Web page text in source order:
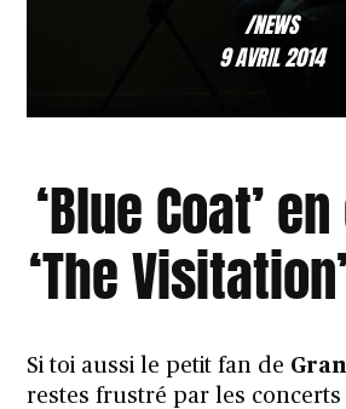
/NEWS
9 AVRIL 2014
‘Blue Coat’
‘The
Si toi aussi le petit fan de
restes frustré par les